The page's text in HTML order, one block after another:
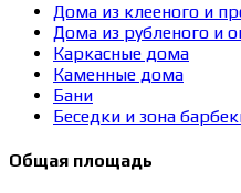
Дома из клееного и
Дома из рубленого и
Каркасные дома
Каменные дома
Бани
Беседки и зона
Общая площадь